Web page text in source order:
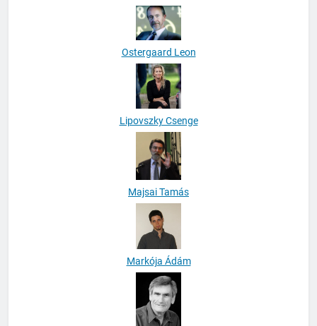
Lehoczky Annamária
Ostergaard Leon
Lipovszky Csenge
Majsai Tamás
Markója Ádám